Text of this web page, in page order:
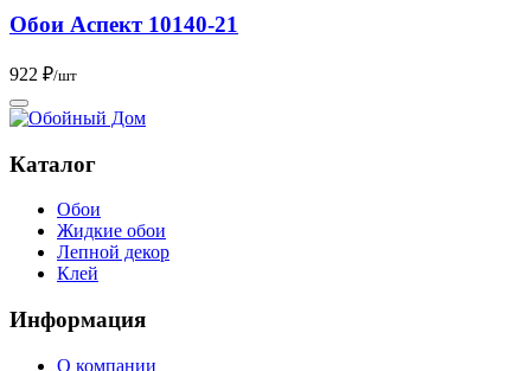
Обои Аспект 10140-21
922 ₽/шт
Каталог
Обои
Жидкие обои
Лепной декор
Клей
Информация
О компании